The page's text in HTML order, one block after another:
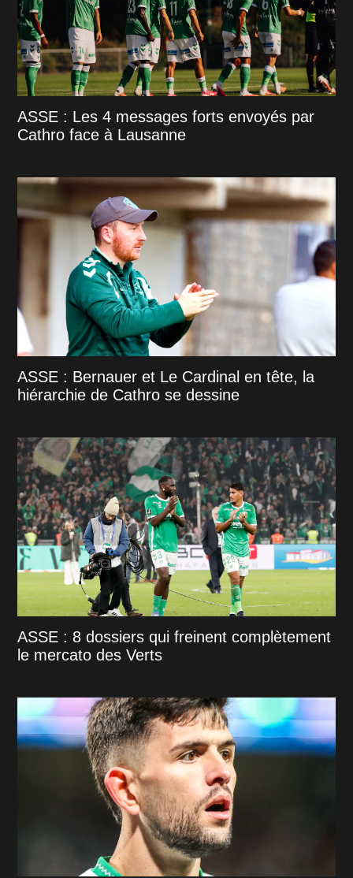
ASSE : Les 4 messages forts envoyés par
Cathro face à Lausanne
ASSE : Bernauer et Le Cardinal en tête, la
hiérarchie de Cathro se dessine
ASSE : 8 dossiers qui freinent complètement
le mercato des Verts